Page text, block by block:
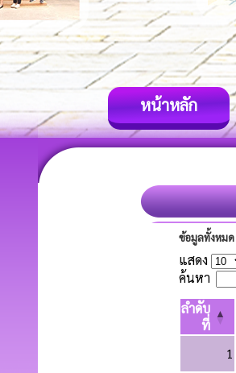
หน้าหลัก
ข้อมูลทั้งหมด
แสดง
ค้นหา
ลำดับ
ที่
1